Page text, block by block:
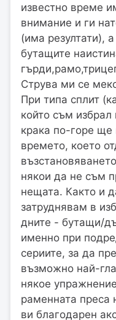
известно време
внимание и ги
(има резултати),
бутащите
Струва ми се
При типа сплит
който съм
крака по-горе ще
времето, което
някои да не съм
нещата. Както и
затруднявам в
дните - бутащи/
именно при
сериите, за да
възможно най-
някое
раменната
ви благодарен